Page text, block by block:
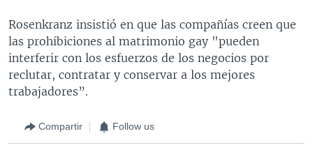
Rosenkranz insistió en que las compañías creen que
las prohibiciones al matrimonio gay "pueden
interferir con los esfuerzos de los negocios por
reclutar, contratar y conservar a los mejores
trabajadores”.
Compartir Follow us